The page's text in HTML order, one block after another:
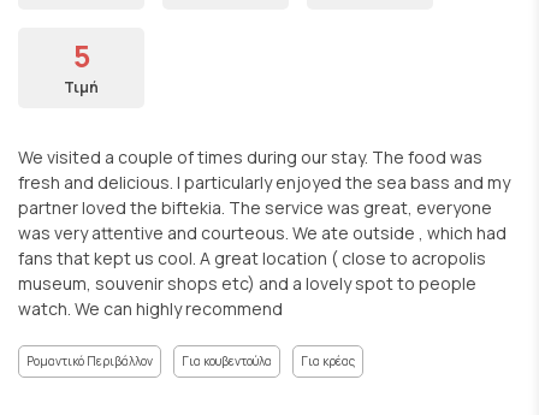
5
Τιμή
We visited a couple of times during our stay. The food was
fresh and delicious. I particularly enjoyed the sea bass and my
partner loved the biftekia. The service was great, everyone
was very attentive and courteous. We ate outside , which had
fans that kept us cool. A great location ( close to acropolis
museum, souvenir shops etc) and a lovely spot to people
watch. We can highly recommend
Ρομαντικό Περιβάλλον Για κουβεντούλα Για κρέας